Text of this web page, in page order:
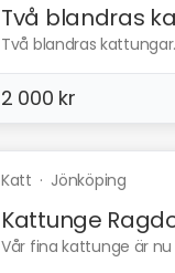
Två blandras
Två blandras
2 000 kr
Katt · Jönköping
Kattunge
Vår fina kattunge är